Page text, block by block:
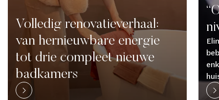
Volledig renovatieverhaal:
van hernieuwbare energie
tot drie compleet nieuwe
badkamers